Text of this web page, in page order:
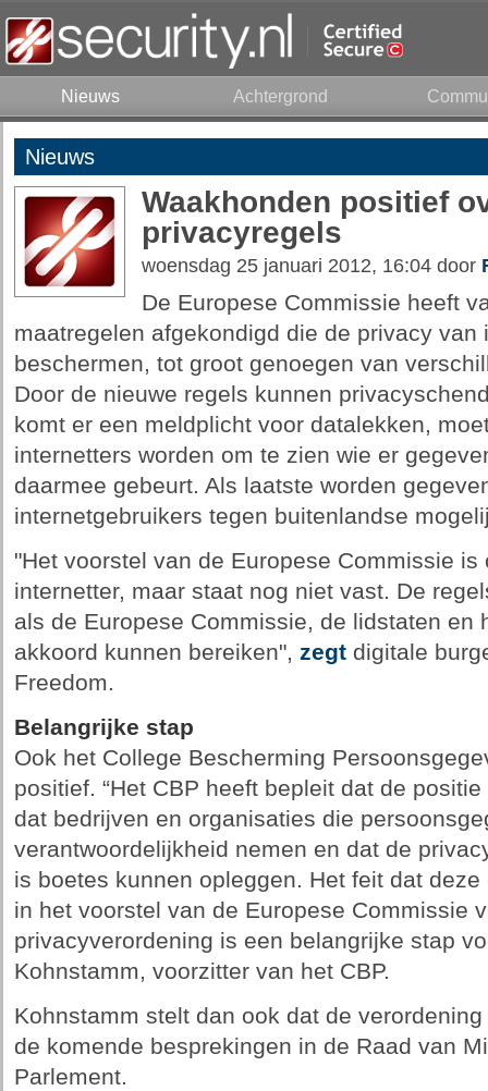
Nieuws Achtergrond
Nieuws
Waakhonden positief
privacyregels
woensdag 25 januari 2012, 16:04 door
De Europese Commissie heeft
maatregelen afgekondigd die de privacy van
beschermen, tot groot genoegen van
Door de nieuwe regels kunnen
komt er een meldplicht voor datalekken,
internetters worden om te zien wie er
daarmee gebeurt. Als laatste worden
internetgebruikers tegen buitenlandse
"Het voorstel van de Europese Commissie
internetter, maar staat nog niet vast. De
als de Europese Commissie, de lidstaten en
akkoord kunnen bereiken", zegtdigitale
Freedom.
Belangrijke stap
Ook het College Bescherming
positief. “Het CBP heeft bepleit dat de
dat bedrijven en organisaties die
verantwoordelijkheid nemen en dat de
is boetes kunnen opleggen. Het feit dat
in het voorstel van de Europese Commissie
privacyverordening is een belangrijke stap
Kohnstamm, voorzitter van het CBP.
Kohnstamm stelt dan ook dat de
de komende besprekingen in de Raad van
Parlement.